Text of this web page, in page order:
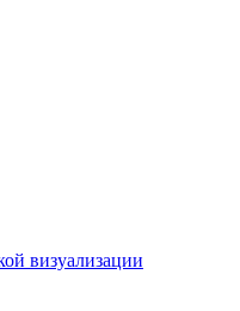
визуализации